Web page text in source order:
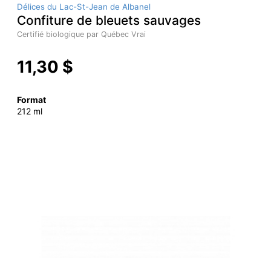
Délices du Lac-St-Jean de Albanel
Confiture de bleuets sauvages
Certifié biologique par Québec Vrai
11,30 $
Format
212 ml